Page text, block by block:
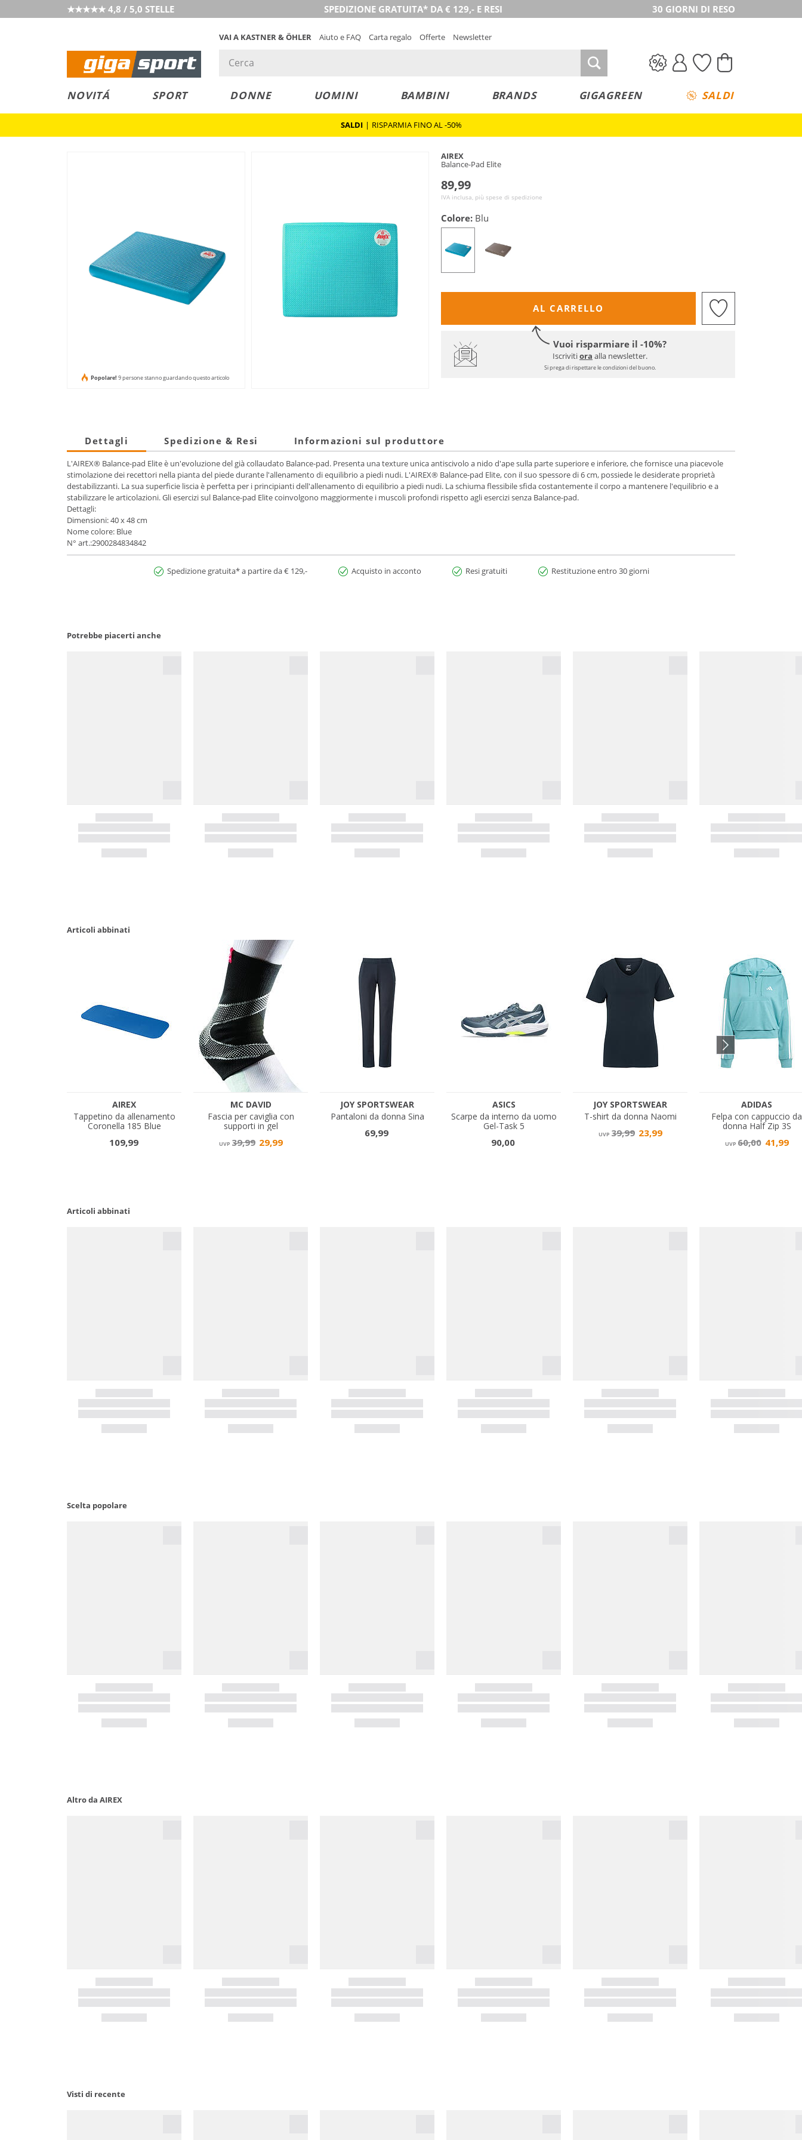
★★★★★ 4,8 / 5,0 STELLE SPEDIZIONE GRATUITA* DA € 129,- E RESI 30 GIORNI DI RESO
VAI A KASTNER & ÖHLER Aiuto e FAQ Carta regalo Offerte Newsletter
NOVITÁ SPORT DONNE UOMINI BAMBINI BRANDS GIGAGREEN SALDI
SALDI | RISPARMIA FINO AL -50%
Popolare! 9 persone stanno guardando questo articolo
AIREX
Balance-Pad Elite
89,99
IVA inclusa, più spese di spedizione
Colore: Blu
AL CARRELLO
Vuoi risparmiare il -10%?
Iscrivitiora alla newsletter.
Si prega di rispettare le condizioni del buono.
Dettagli Spedizione & Resi Informazioni sul produttore
L'AIREX® Balance-pad Elite è un'evoluzione del già collaudato Balance-pad. Presenta una texture unica antiscivolo a nido d'ape sulla parte superiore e inferiore, che fornisce una piacevole
stimolazione dei recettori nella pianta del piede durante l'allenamento di equilibrio a piedi nudi. L'AIREX® Balance-pad Elite, con il suo spessore di 6 cm, possiede le desiderate proprietà
destabilizzanti. La sua superficie liscia è perfetta per i principianti dell'allenamento di equilibrio a piedi nudi. La schiuma flessibile sfida costantemente il corpo a mantenere l'equilibrio e a
stabilizzare le articolazioni. Gli esercizi sul Balance-pad Elite coinvolgono maggiormente i muscoli profondi rispetto agli esercizi senza Balance-pad.
Dettagli:
Dimensioni: 40 x 48 cm
Nome colore: Blue
N° art.:2900284834842
Spedizione gratuita* a partire da € 129,- Acquisto in acconto Resi gratuiti Restituzione entro 30 giorni
Potrebbe piacerti anche
Articoli abbinati
Articoli abbinati
Scelta popolare
Altro da AIREX
Visti di recente